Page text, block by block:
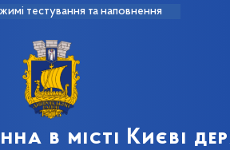
тестування та наповнення
в місті Києві